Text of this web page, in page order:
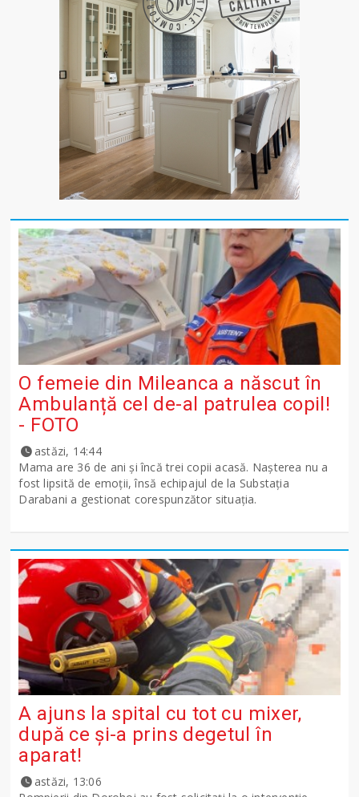
O femeie din Mileanca a născut în
Ambulanță cel de-al patrulea copil!
- FOTO
astăzi, 14:44
Mama are 36 de ani și încă trei copii acasă. Nașterea nu a
fost lipsită de emoții, însă echipajul de la Substația
Darabani a gestionat corespunzător situația.
A ajuns la spital cu tot cu mixer,
după ce și-a prins degetul în
aparat!
astăzi, 13:06